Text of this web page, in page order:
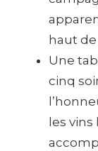
haut
Une
cinq
les